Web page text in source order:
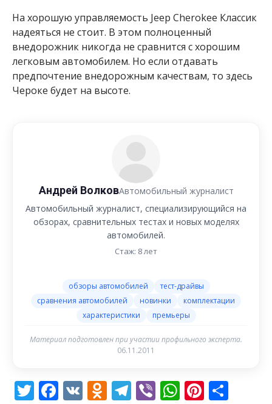
На хорошую управляемость Jeep Cherokee Классик
надеяться не стоит. В этом полноценный
внедорожник никогда не сравнится с хорошим
легковым автомобилем. Но если отдавать
предпочтение внедорожным качествам, то здесь
Чероке будет на высоте.
Андрей ВолковАвтомобильный журналист
Автомобильный журналист, специализирующийся на
обзорах, сравнительных тестах и новых моделях
автомобилей.
Стаж: 8 лет
обзоры автомобилей
тест-драйвы
сравнения автомобилей
новинки
комплектации
характеристики
премьеры
Материал подготовлен при участии профильного эксперта.
06.11.2011
Twitter
Facebook
VK Odnoklassniki
Telegram
Viber